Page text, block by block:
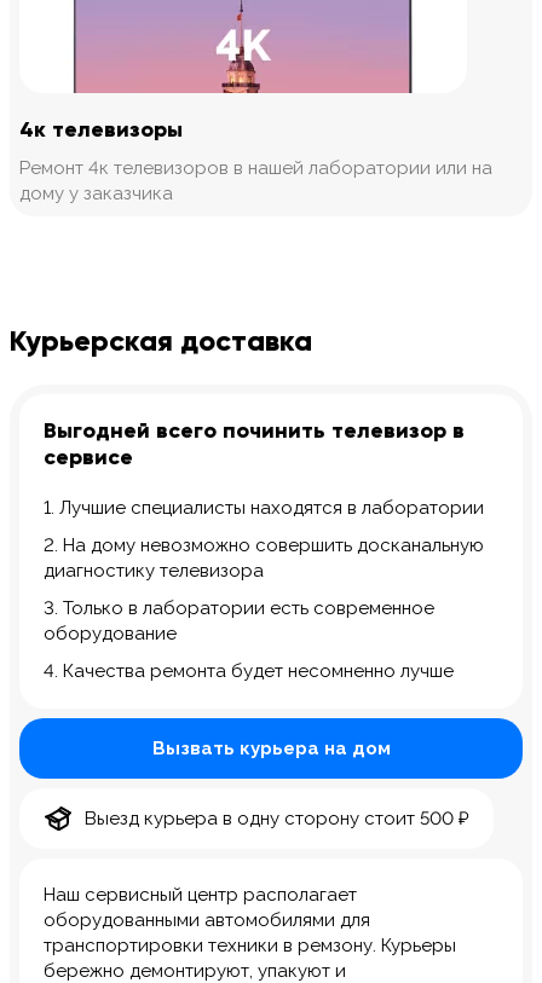
4к телевизоры
Ремонт 4к телевизоров в нашей лаборатории или на
дому у заказчика
Курьерская доставка
Выгодней всего починить телевизор в
сервисе
1. Лучшие специалисты находятся в лаборатории
2. На дому невозможно совершить досканальную
диагностику телевизора
3. Только в лаборатории есть современное
оборудование
4. Качества ремонта будет несомненно лучше
Наш сервисный центр располагает
оборудованными автомобилями для
транспортировки техники в ремзону. Курьеры
бережно демонтируют, упакуют и
Вызвать курьера на дом
Выезд курьера в одну сторону стоит 500 ₽